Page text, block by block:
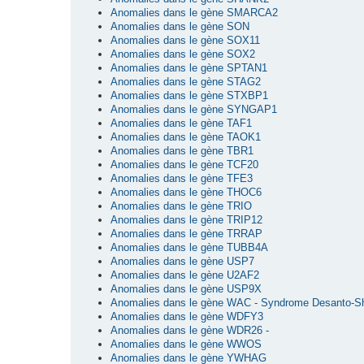
Anomalies dans le gène SMARCA2
Anomalies dans le gène SON
Anomalies dans le gène SOX11
Anomalies dans le gène SOX2
Anomalies dans le gène SPTAN1
Anomalies dans le gène STAG2
Anomalies dans le gène STXBP1
Anomalies dans le gène SYNGAP1
Anomalies dans le gène TAF1
Anomalies dans le gène TAOK1
Anomalies dans le gène TBR1
Anomalies dans le gène TCF20
Anomalies dans le gène TFE3
Anomalies dans le gène THOC6
Anomalies dans le gène TRIO
Anomalies dans le gène TRIP12
Anomalies dans le gène TRRAP
Anomalies dans le gène TUBB4A
Anomalies dans le gène USP7
Anomalies dans le gène U2AF2
Anomalies dans le gène USP9X
Anomalies dans le gène WAC - Syndrome Desanto-
Anomalies dans le gène WDFY3
Anomalies dans le gène WDR26 -
Anomalies dans le gène WWOS
Anomalies dans le gène YWHAG